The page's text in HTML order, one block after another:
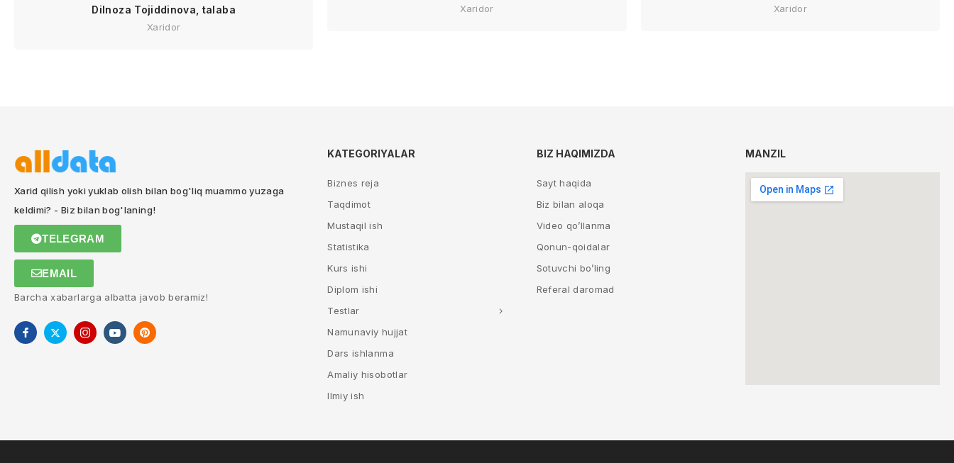
Dilnoza Tojiddinova, talaba
Xaridor
Xaridor Xaridor
Xarid qilish yoki yuklab olish bilan bog'liq muammo yuzaga
keldimi? - Biz bilan bog'laning!
TELEGRAM
EMAIL
Barcha xabarlarga albatta javob beramiz!
KATEGORIYALAR
Biznes reja
Taqdimot
Mustaqil ish
Statistika
Kurs ishi
Diplom ishi
Testlar
Namunaviy hujjat
Dars ishlanma
Amaliy hisobotlar
Ilmiy ish
BIZ HAQIMIZDA
Sayt haqida
Biz bilan aloqa
Video qo’llanma
Qonun-qoidalar
Sotuvchi bo’ling
Referal daromad
MANZIL